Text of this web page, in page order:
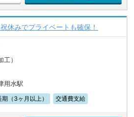
休みでプライベートも確保！
）
用水駅
期（3ヶ月以上） 交通費支給